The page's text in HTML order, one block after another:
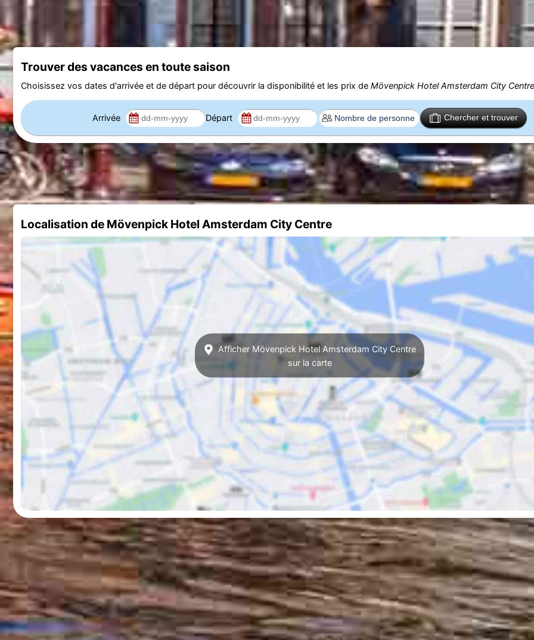
Trouver des vacances en toute saison
Choisissez vos dates d'arrivée et de départ pour découvrir la disponibilité et les prix de Mövenpick Hotel Amsterdam City Centre
Arrivée Départ Chercher et trouver
Localisation de Mövenpick Hotel Amsterdam City Centre
Afficher Mövenpick Hotel Amsterdam City Centre
sur la carte